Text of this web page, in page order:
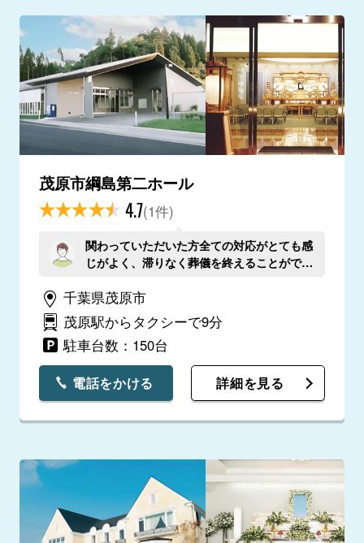
茂原市綱島第二ホール
4.7(1件)
関わっていただいた方全ての対応がとても感
じがよく、滞りなく葬儀を終えることができ
千葉県茂原市
茂原駅からタクシーで9分
駐車台数：150台
電話をかける 詳細を見る